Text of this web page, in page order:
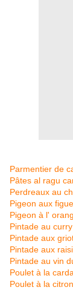
Parmentier de
Pâtes al ragu
Perdreaux au
Pigeon aux
Pigeon à l'
Pintade au curry
Pintade aux
Pintade aux
Pintade au vin
Poulet à la
Poulet à la